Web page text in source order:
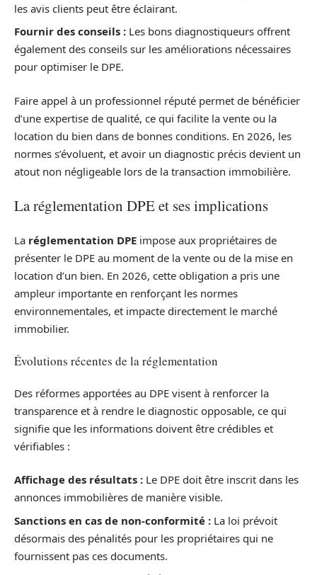
les avis clients peut être éclairant.
Fournir des conseils : Les bons diagnostiqueurs offrent
également des conseils sur les améliorations nécessaires
pour optimiser le DPE.
Faire appel à un professionnel réputé permet de bénéficier
d’une expertise de qualité, ce qui facilite la vente ou la
location du bien dans de bonnes conditions. En 2026, les
normes s’évoluent, et avoir un diagnostic précis devient un
atout non négligeable lors de la transaction immobilière.
La réglementation DPE et ses implications
La réglementation DPE impose aux propriétaires de
présenter le DPE au moment de la vente ou de la mise en
location d’un bien. En 2026, cette obligation a pris une
ampleur importante en renforçant les normes
environnementales, et impacte directement le marché
immobilier.
Évolutions récentes de la réglementation
Des réformes apportées au DPE visent à renforcer la
transparence et à rendre le diagnostic opposable, ce qui
signifie que les informations doivent être crédibles et
vérifiables :
Affichage des résultats : Le DPE doit être inscrit dans les
annonces immobilières de manière visible.
Sanctions en cas de non-conformité : La loi prévoit
désormais des pénalités pour les propriétaires qui ne
fournissent pas ces documents.